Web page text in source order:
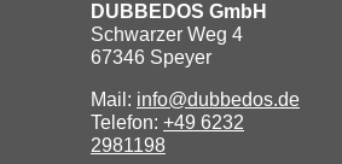
DUBBEDOS GmbH
Schwarzer Weg 4
67346 Speyer
Mail: info@dubbedos.de
Telefon: +49 6232
2981198